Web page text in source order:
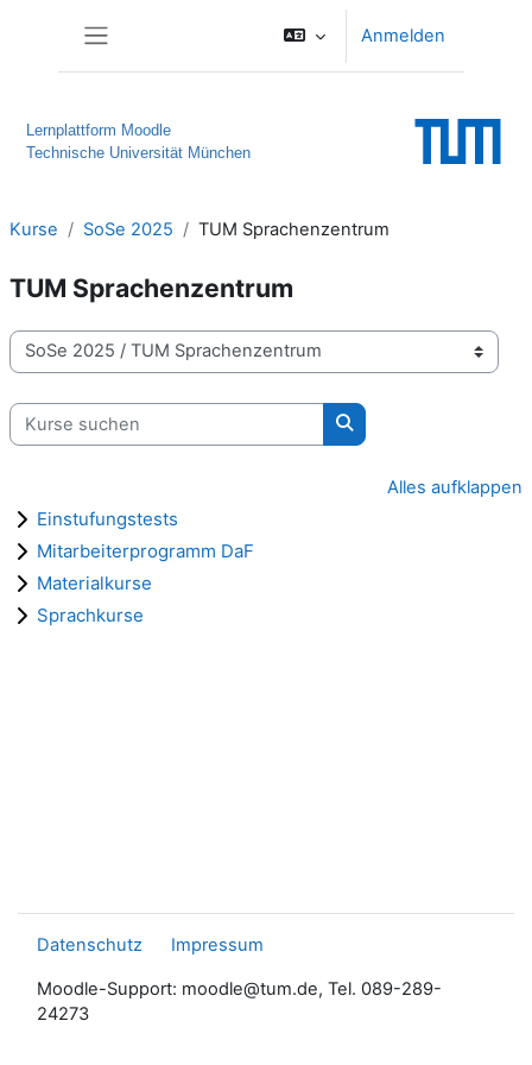
Anmelden
Lernplattform Moodle
Technische Universität München
Kurse SoSe 2025 TUM Sprachenzentrum
TUM Sprachenzentrum
Kursbereiche
Kurse suchen
Kurse suchen
Alles aufklappen
Einstufungstests
Mitarbeiterprogramm DaF
Materialkurse
Sprachkurse
Datenschutz Impressum
Moodle-Support: moodle@tum.de, Tel. 089-289-
24273